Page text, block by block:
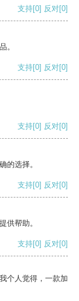
支持[0] 反对[0]
。
支持[0] 反对[0]
支持[0] 反对[0]
的选择。
支持[0] 反对[0]
供帮助。
支持[0] 反对[0]
个人觉得，一款加